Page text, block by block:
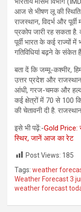
आज से भीषण लू की स्थिति
राजस्थान, विदर्भ और
प्रकोप जारी रह सकता
पूर्वी भारत के कई राज्यों
गतिविधियां बढ़ने के संकेत
बता दें कि जम्मू-कश्मीर,
उत्तर प्रदेश और
आंधी, गरज-चमक और हल्की
कई क्षेत्रों में 70 से 100
की चेतावनी दी है.
इसे भी पढ़ें:-Gold Price:
स्थिर, जानें आज का रेट
Post Views: 185
Tags: weather
Weather Forecast 3
weather forecast